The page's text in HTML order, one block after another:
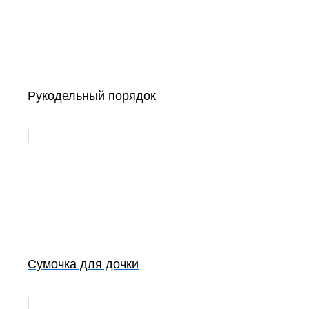
Рукодельный порядок
Сумочка для дочки